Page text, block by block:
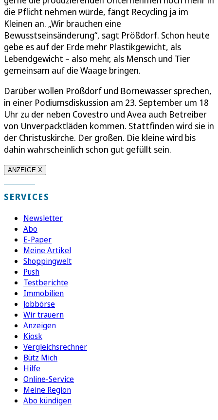
die Pflicht nehmen würde, fängt Recycling ja im
Kleinen an. „Wir brauchen eine
Bewusstseinsänderung“, sagt Prößdorf. Schon heute
gebe es auf der Erde mehr Plastikgewicht, als
Lebendgewicht – also mehr, als Mensch und Tier
gemeinsam auf die Waage bringen.
Darüber wollen Prößdorf und Bornewasser sprechen,
in einer Podiumsdiskussion am 23. September um 18
Uhr zu der neben Covestro und Avea auch Betreiber
von Unverpacktläden kommen. Stattfinden wird sie in
der Christuskirche. Der großen. Die kleine wird bis
dahin wahrscheinlich schon gut gefüllt sein.
ANZEIGE X
SERVICES
Newsletter
Abo
E-Paper
Meine Artikel
Shoppingwelt
Push
Testberichte
Immobilien
Jobbörse
Wir trauern
Anzeigen
Kiosk
Vergleichsrechner
Bütz Mich
Hilfe
Online-Service
Meine Region
Abo kündigen